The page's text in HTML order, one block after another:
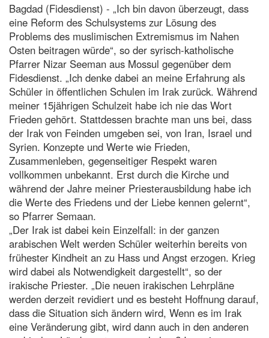
Bagdad (Fidesdienst) - „Ich bin davon überzeugt, dass
eine Reform des Schulsystems zur Lösung des
Problems des muslimischen Extremismus im Nahen
Osten beitragen würde“, so der syrisch-katholische
Pfarrer Nizar Seeman aus Mossul gegenüber dem
Fidesdienst. „Ich denke dabei an meine Erfahrung als
Schüler in öffentlichen Schulen im Irak zurück. Während
meiner 15jährigen Schulzeit habe ich nie das Wort
Frieden gehört. Stattdessen brachte man uns bei, dass
der Irak von Feinden umgeben sei, von Iran, Israel und
Syrien. Konzepte und Werte wie Frieden,
Zusammenleben, gegenseitiger Respekt waren
vollkommen unbekannt. Erst durch die Kirche und
während der Jahre meiner Priesterausbildung habe ich
die Werte des Friedens und der Liebe kennen gelernt“,
so Pfarrer Semaan.
„Der Irak ist dabei kein Einzelfall: in der ganzen
arabischen Welt werden Schüler weiterhin bereits von
frühester Kindheit an zu Hass und Angst erzogen. Krieg
wird dabei als Notwendigkeit dargestellt“, so der
irakische Priester. „Die neuen irakischen Lehrpläne
werden derzeit revidiert und es besteht Hoffnung darauf,
dass die Situation sich ändern wird, Wenn es im Irak
eine Veränderung gibt, wird dann auch in den anderen